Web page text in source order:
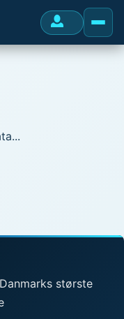
største